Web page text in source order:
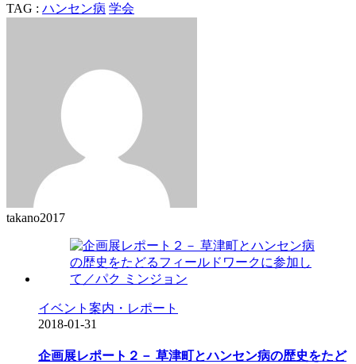
TAG : ハンセン病 学会
takano2017
イベント案内・レポート
2018-01-31
企画展レポート２－ 草津町とハンセン病の歴史をたど